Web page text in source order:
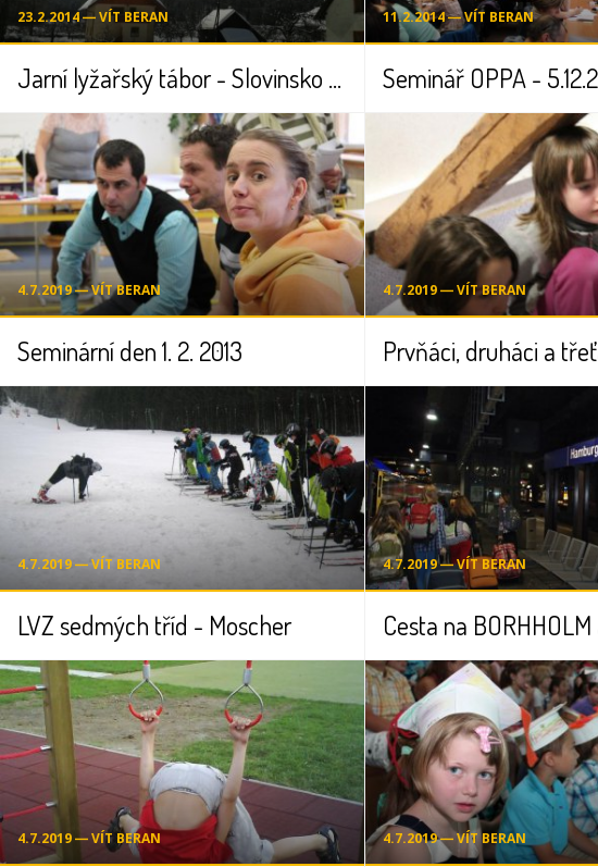
23.2.2014 ― VÍT BERAN
Jarní lyžařský tábor - Slovinsko 2014
11.2.2014 ― VÍT BERAN
Seminář OPPA -
4.7.2019 ― VÍT BERAN
Seminární den 1. 2. 2013
4.7.2019 ― VÍT BERAN
4.7.2019 ― VÍT BERAN
LVZ sedmých tříd - Moscher
4.7.2019 ― VÍT BERAN
Cesta na
4.7.2019 ― VÍT BERAN 4.7.2019 ― VÍT BERAN